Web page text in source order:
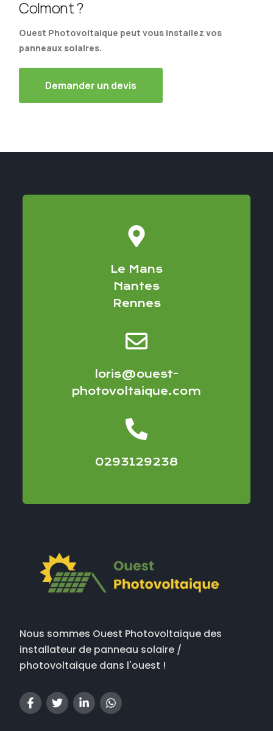
Colmont ?
Ouest Photovoltaique peut vous installez vos
panneaux solaires.
Demander un devis
Le Mans
Nantes
Rennes
loris@ouest-
photovoltaique.com
0293129238
Nous sommes Ouest Photovoltaique des
installateur de panneau solaire /
photovoltaique dans l'ouest !